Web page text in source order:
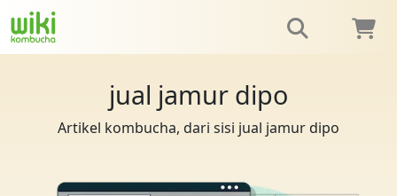
jual jamur dipo
Artikel kombucha, dari sisi jual jamur dipo